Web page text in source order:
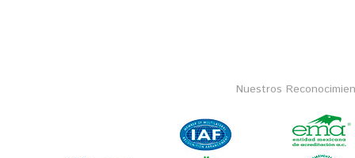
Nuestros